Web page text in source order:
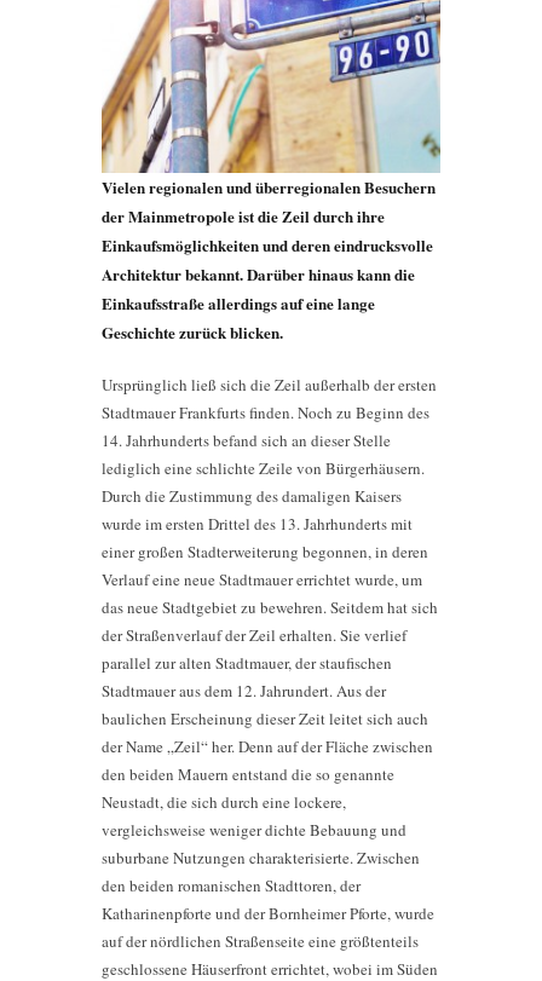
Vielen regionalen und überregionalen Besuchern
der Mainmetropole ist die Zeil durch ihre
Einkaufsmöglichkeiten und deren eindrucksvolle
Architektur bekannt. Darüber hinaus kann die
Einkaufsstraße allerdings auf eine lange
Geschichte zurück blicken.
Ursprünglich ließ sich die Zeil außerhalb der ersten
Stadtmauer Frankfurts finden. Noch zu Beginn des
14. Jahrhunderts befand sich an dieser Stelle
lediglich eine schlichte Zeile von Bürgerhäusern.
Durch die Zustimmung des damaligen Kaisers
wurde im ersten Drittel des 13. Jahrhunderts mit
einer großen Stadterweiterung begonnen, in deren
Verlauf eine neue Stadtmauer errichtet wurde, um
das neue Stadtgebiet zu bewehren. Seitdem hat sich
der Straßenverlauf der Zeil erhalten. Sie verlief
parallel zur alten Stadtmauer, der staufischen
Stadtmauer aus dem 12. Jahrundert. Aus der
baulichen Erscheinung dieser Zeit leitet sich auch
der Name „Zeil“ her. Denn auf der Fläche zwischen
den beiden Mauern entstand die so genannte
Neustadt, die sich durch eine lockere,
vergleichsweise weniger dichte Bebauung und
suburbane Nutzungen charakterisierte. Zwischen
den beiden romanischen Stadttoren, der
Katharinenpforte und der Bornheimer Pforte, wurde
auf der nördlichen Straßenseite eine größtenteils
geschlossene Häuserfront errichtet, wobei im Süden